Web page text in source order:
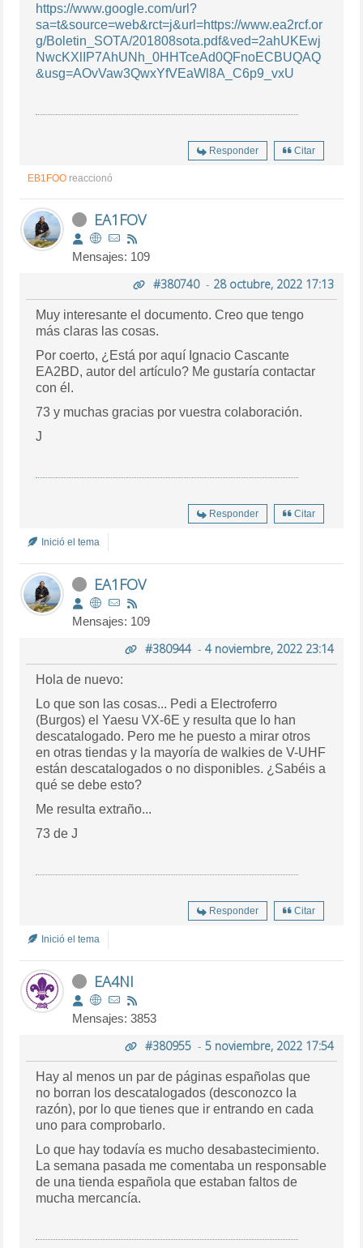
https://www.google.com/url?
sa=t&source=web&rct=j&url=https://www.ea2rcf.or
g/Boletin_SOTA/201808sota.pdf&ved=2ahUKEwj
NwcKXlIP7AhUNh_0HHTceAd0QFnoECBUQAQ
&usg=AOvVaw3QwxYfVEaWl8A_C6p9_vxU
Responder Citar
EB1FOO reaccionó
EA1FOV
Mensajes: 109
#380740- 28 octubre, 2022 17:13
Muy interesante el documento. Creo que tengo
más claras las cosas.
Por coerto, ¿Está por aquí Ignacio Cascante
EA2BD, autor del artículo? Me gustaría contactar
con él.
73 y muchas gracias por vuestra colaboración.
J
Responder Citar
Inició el tema
EA1FOV
Mensajes: 109
#380944- 4 noviembre, 2022 23:14
Hola de nuevo:
Lo que son las cosas... Pedi a Electroferro
(Burgos) el Yaesu VX-6E y resulta que lo han
descatalogado. Pero me he puesto a mirar otros
en otras tiendas y la mayoría de walkies de V-UHF
están descatalogados o no disponibles. ¿Sabéis a
qué se debe esto?
Me resulta extraño...
73 de J
Responder Citar
Inició el tema
EA4NI
Mensajes: 3853
#380955- 5 noviembre, 2022 17:54
Hay al menos un par de páginas españolas que
no borran los descatalogados (desconozco la
razón), por lo que tienes que ir entrando en cada
uno para comprobarlo.
Lo que hay todavía es mucho desabastecimiento.
La semana pasada me comentaba un responsable
de una tienda española que estaban faltos de
mucha mercancía.